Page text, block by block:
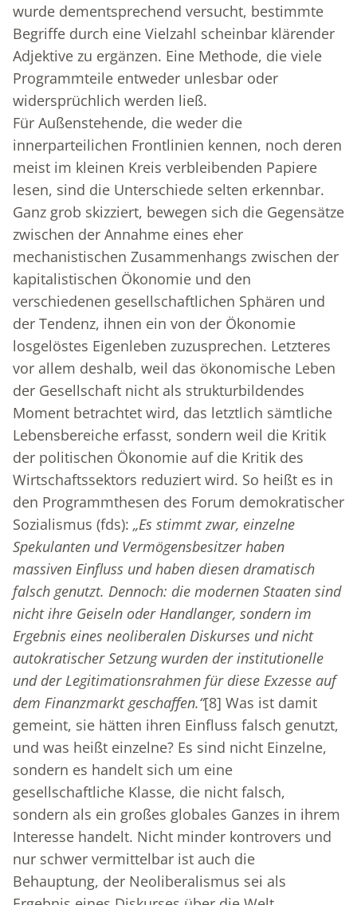
wurde dementsprechend versucht, bestimmte
Begriffe durch eine Vielzahl scheinbar klärender
Adjektive zu ergänzen. Eine Methode, die viele
Programmteile entweder unlesbar oder
widersprüchlich werden ließ.
Für Außenstehende, die weder die
innerparteilichen Frontlinien kennen, noch deren
meist im kleinen Kreis verbleibenden Papiere
lesen, sind die Unterschiede selten erkennbar.
Ganz grob skizziert, bewegen sich die Gegensätze
zwischen der Annahme eines eher
mechanistischen Zusammenhangs zwischen der
kapitalistischen Ökonomie und den
verschiedenen gesellschaftlichen Sphären und
der Tendenz, ihnen ein von der Ökonomie
losgelöstes Eigenleben zuzusprechen. Letzteres
vor allem deshalb, weil das ökonomische Leben
der Gesellschaft nicht als strukturbildendes
Moment betrachtet wird, das letztlich sämtliche
Lebensbereiche erfasst, sondern weil die Kritik
der politischen Ökonomie auf die Kritik des
Wirtschaftssektors reduziert wird. So heißt es in
den Programmthesen des Forum demokratischer
Sozialismus (fds): „Es stimmt zwar, einzelne
Spekulanten und Vermögensbesitzer haben
massiven Einfluss und haben diesen dramatisch
falsch genutzt. Dennoch: die modernen Staaten sind
nicht ihre Geiseln oder Handlanger, sondern im
Ergebnis eines neoliberalen Diskurses und nicht
autokratischer Setzung wurden der institutionelle
und der Legitimationsrahmen für diese Exzesse auf
dem Finanzmarkt geschaffen.“[8] Was ist damit
gemeint, sie hätten ihren Einfluss falsch genutzt,
und was heißt einzelne? Es sind nicht Einzelne,
sondern es handelt sich um eine
gesellschaftliche Klasse, die nicht falsch,
sondern als ein großes globales Ganzes in ihrem
Interesse handelt. Nicht minder kontrovers und
nur schwer vermittelbar ist auch die
Behauptung, der Neoliberalismus sei als